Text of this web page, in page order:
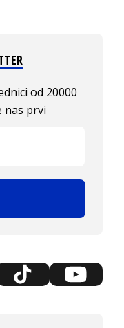
od 20000
nas prvi